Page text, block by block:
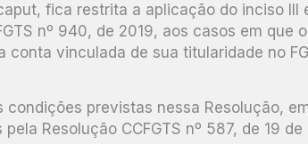
fica restrita a aplicação do inciso III
nº 940, de 2019, aos casos em que
conta vinculada de sua titularidade no
previstas nessa Resolução,
Resolução CCFGTS nº 587, de 19